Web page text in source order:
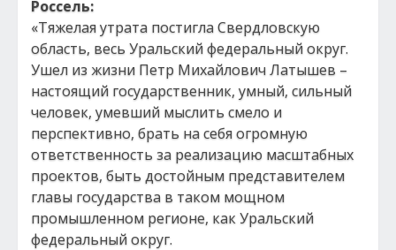
Россель:
«Тяжелая утрата постигла Свердловскую
область, весь Уральский федеральный округ.
Ушел из жизни Петр Михайлович Латышев –
настоящий государственник, умный, сильный
человек, умевший мыслить смело и
перспективно, брать на себя огромную
ответственность за реализацию масштабных
проектов, быть достойным представителем
главы государства в таком мощном
промышленном регионе, как Уральский
федеральный округ.